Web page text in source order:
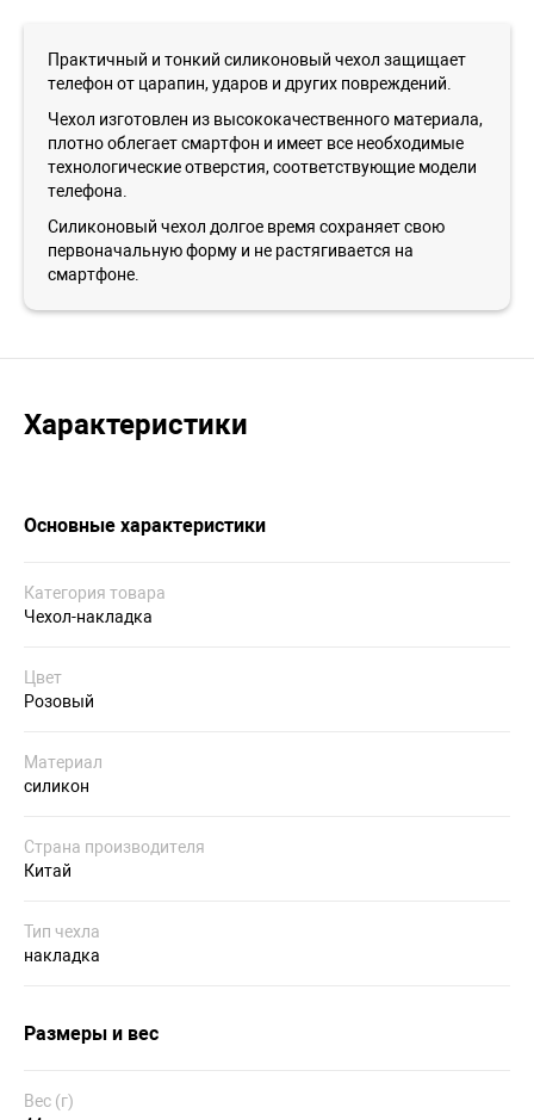
Практичный и тонкий силиконовый чехол защищает
телефон от царапин, ударов и других повреждений.
Чехол изготовлен из высококачественного материала,
плотно облегает смартфон и имеет все необходимые
технологические отверстия, соответствующие модели
телефона.
Силиконовый чехол долгое время сохраняет свою
первоначальную форму и не растягивается на
смартфоне.
Характеристики
Основные характеристики
Категория товара
Чехол-накладка
Цвет
Розовый
Материал
силикон
Страна производителя
Китай
Тип чехла
накладка
Размеры и вес
Вес (г)